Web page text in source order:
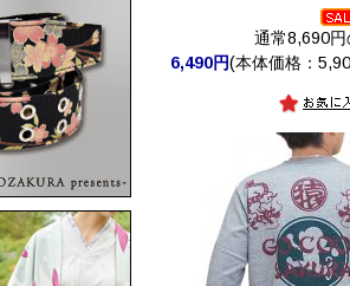
通常8,690円
6,490円(本体価格：